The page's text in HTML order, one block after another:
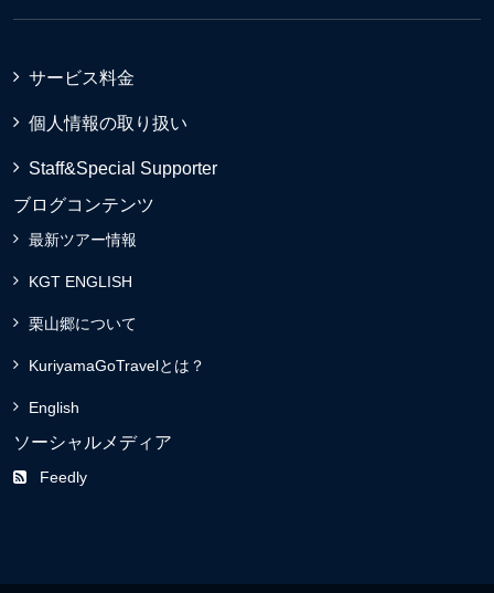
サービス料金
個人情報の取り扱い
Staff&Special Supporter
ブログコンテンツ
最新ツアー情報
KGT ENGLISH
栗山郷について
KuriyamaGoTravelとは？
English
ソーシャルメディア
Feedly